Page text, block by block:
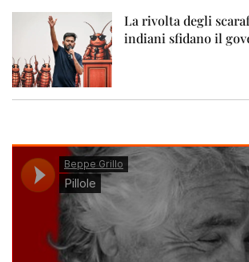
La rivolta degli
indiani sfidano il